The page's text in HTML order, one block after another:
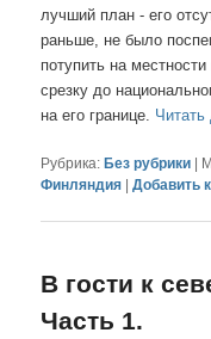
лучший план - его
раньше, не было
потупить на
срезку до
на его границе. Читать
Рубрика: Без рубрики |
Финляндия |Добавить
В гости к
Часть 1.